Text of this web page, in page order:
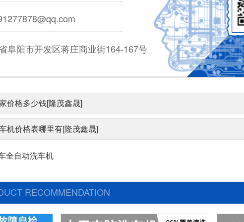
阜阳市开发区蒋庄商业街164-167号
价格多少钱[隆茂鑫晟]
机价格表哪里有[隆茂鑫晟]
全自动洗车机
RECOMMENDATION